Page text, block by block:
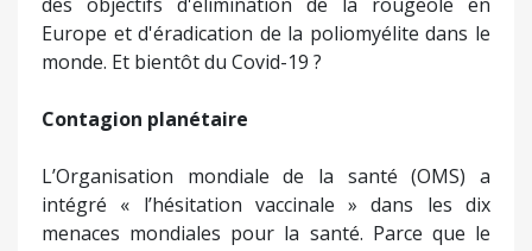
Europe et d'éradication de la poliomyélite dans le
monde. Et bientôt du Covid-19 ?
Contagion planétaire
L’Organisation mondiale de la santé (OMS) a
intégré « l’hésitation vaccinale » dans les dix
menaces mondiales pour la santé. Parce que le